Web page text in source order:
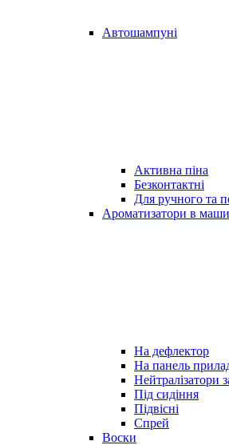
Автошампуні
Активна піна
Безконтактні
Для ручного та
Ароматизатори в
На дефлектор
На панель
Нейтралізатори
Під сидіння
Підвісні
Спрей
Воски